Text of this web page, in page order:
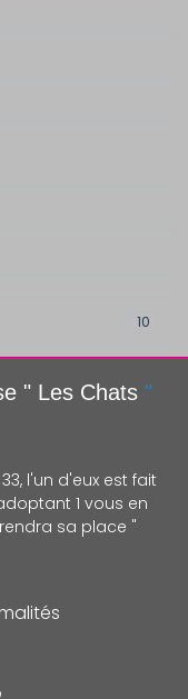
10
" Les Chats "
l'un d'eux est fait
1 vous en
sa place "